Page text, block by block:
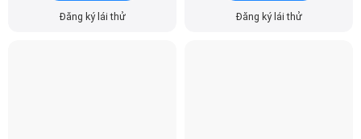
Đăng ký lái thử Đăng ký lái thử